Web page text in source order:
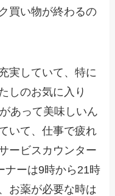
買い物が終わるの
実していて、特に
しのお気に入り
あって美味しいん
いて、仕事で疲れ
ービスカウンター
ナーは9時から21時
お薬が必要な時は